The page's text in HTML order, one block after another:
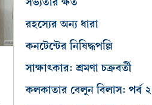
রহস্যের অন্য ধারা
কনটেন্টের নিষিদ্ধপল্লি
সাক্ষাৎকার: শ্রমণা চক্রবর্তী
কলকাতার বেলুন বিলাস: পর্ব ২